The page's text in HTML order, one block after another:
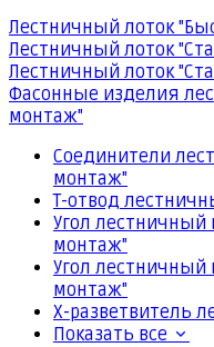
Лестничный лоток
Лестничный лоток
Лестничный лоток
Фасонные изделия
монтаж"
Соединители
монтаж"
Т-отвод
Угол
монтаж"
Угол
монтаж"
Х-разветвитель
Показать все